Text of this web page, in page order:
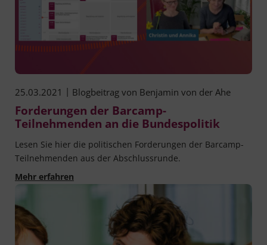
25.03.2021 | Blogbeitrag von Benjamin von der Ahe
Forderungen der Barcamp-
Teilnehmenden an die Bundespolitik
Lesen Sie hier die politischen Forderungen der Barcamp-
Teilnehmenden aus der Abschlussrunde.
Mehr erfahrenForderungen der Barcamp-Teilnehmenden an